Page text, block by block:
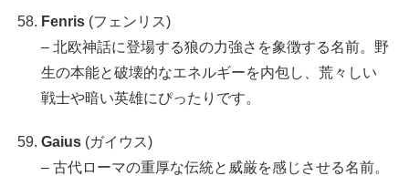
Fenris (フェンリス)
– 北欧神話に登場する狼の力強さを象徴する名前。野
生の本能と破壊的なエネルギーを内包し、荒々しい
戦士や暗い英雄にぴったりです。
Gaius (ガイウス)
– 古代ローマの重厚な伝統と威厳を感じさせる名前。